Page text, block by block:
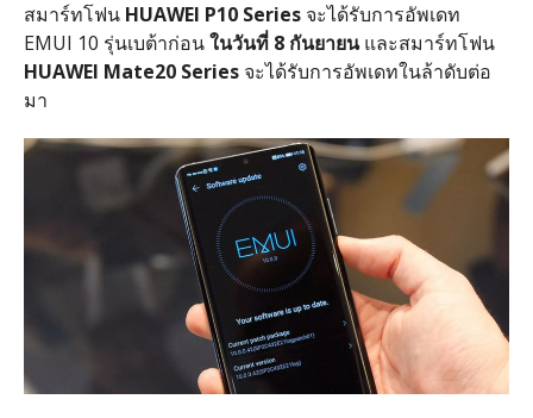
สมาร์ทโฟน HUAWEI P10 Seriesจะได้รับการอัพเดท
EMUI 10 รุ่นเบต้าก่อนในวันที่ 8 กันยายนและสมาร์ทโฟน
HUAWEI Mate20 Seriesจะได้รับการอัพเดทในล้าดับต่อ
มา